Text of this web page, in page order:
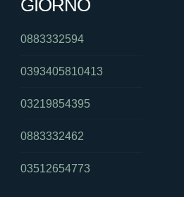
GIORNO
0883332594
0393405810413
03219854395
0883332462
03512654773